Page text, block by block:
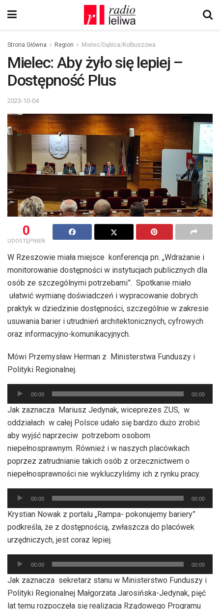
Strona Główna Region Mielec/Dębica/Kolbuszowa
Mielec: Aby żyło się lepiej –
Dostępność Plus
2023-10-04
0
UDOSTĘPNIEŃ
W Rzeszowie miała miejsce konferencja pn. „Wdrażanie i
monitorowanie dostępności w instytucjach publicznych dla
osób ze szczególnymi potrzebami”. Spotkanie miało
ułatwić wymianę doświadczeń i wypracowanie dobrych
praktyk w dziedzinie dostępności, szczególnie w zakresie
usuwania barier i utrudnień architektonicznych, cyfrowych
oraz informacyjno-komunikacyjnych.
Mówi Przemysław Herman z Ministerstwa Funduszy i
Polityki Regionalnej.
Odtwarzacz
plików
dźwiękowych
00:00 00:00
Jak zaznacza Mariusz Jedynak, wiceprezes ZUS, w
oddziałach w całej Polsce udało się bardzo dużo zrobić
aby wyjść naprzeciw potrzebom osobom
niepełnosprawnym. Również i w naszych placówkach
poprzez zatrudnianie takich osób z orzecznictwem o
niepełnosprawności nie wykluczyliśmy ich z rynku pracy.
Odtwarzacz
plików
dźwiękowych
00:00 00:00
Krystian Nowak z portalu „Rampa- pokonujemy bariery”
podkreśla, że z dostępnością, zwłaszcza do placówek
urzędniczych, jest coraz lepiej.
Odtwarzacz
plików
dźwiękowych
00:00 00:00
Jak zaznacza sekretarz stanu w Ministerstwo Funduszy i
Polityki Regionalnej Małgorzata Jarosińska-Jedynak, pięć
lat temu rozpoczęła się realizacja Rządowego Programu